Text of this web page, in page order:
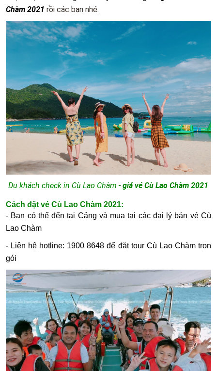
Chàm 2021rồi các bạn nhé.
Du khách check in Cù Lao Chàm -giá vé Cù Lao Chàm 2021
Cách đặt vé Cù Lao Chàm 2021:
- Bạn có thể đến tại Cảng và mua tại các đại lý bán vé Cù
Lao Chàm
- Liên hệ hotline: 1900 8648 để đặt tour Cù Lao Chàm trọn
gói